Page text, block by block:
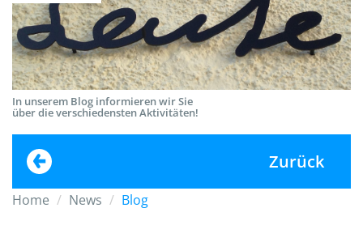
In unserem Blog informieren wir Sie
über die verschiedensten Aktivitäten!
Zurück
Home News Blog